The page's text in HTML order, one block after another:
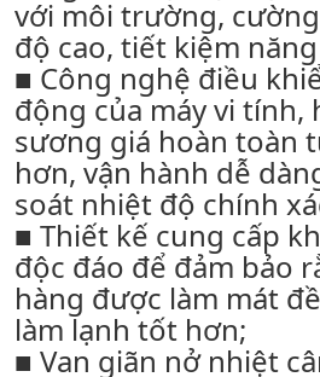
với môi trường,
độ cao, tiết kiệm
■ Công nghệ điều
động của máy vi tính,
sương giá hoàn toàn
hơn, vận hành dễ
soát nhiệt độ chính
■ Thiết kế cung cấp
độc đáo để đảm bảo
hàng được làm mát
làm lạnh tốt hơn;
■ Van giãn nở nhiệt